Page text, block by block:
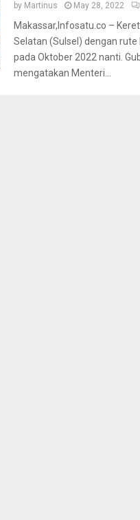
by Martinus May 28, 2022
Makassar,Infosatu.co –
Selatan (Sulsel) dengan
pada Oktober 2022 nanti.
mengatakan Menteri...